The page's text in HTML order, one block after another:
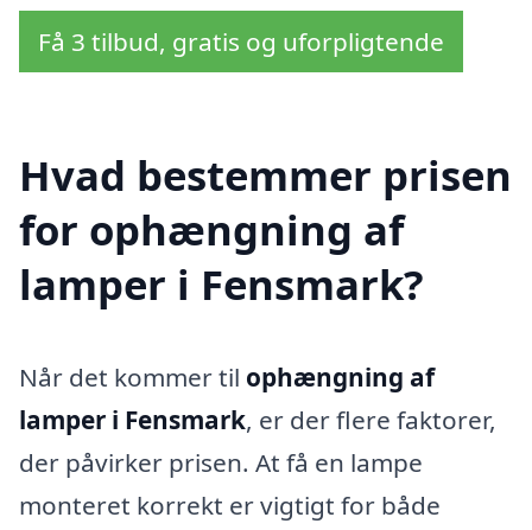
Få 3 tilbud, gratis og uforpligtende
Hvad bestemmer prisen
for ophængning af
lamper i Fensmark?
Når det kommer til ophængning af
lamper i Fensmark, er der flere faktorer,
der påvirker prisen. At få en lampe
monteret korrekt er vigtigt for både